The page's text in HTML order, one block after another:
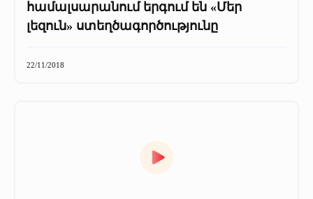
համալսարանում երգում են «Մեր
լեզուն» ստեղծագործությունը
22/11/2018